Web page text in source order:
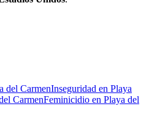
del CarmenInseguridad en Playa
CarmenFeminicidio en Playa del